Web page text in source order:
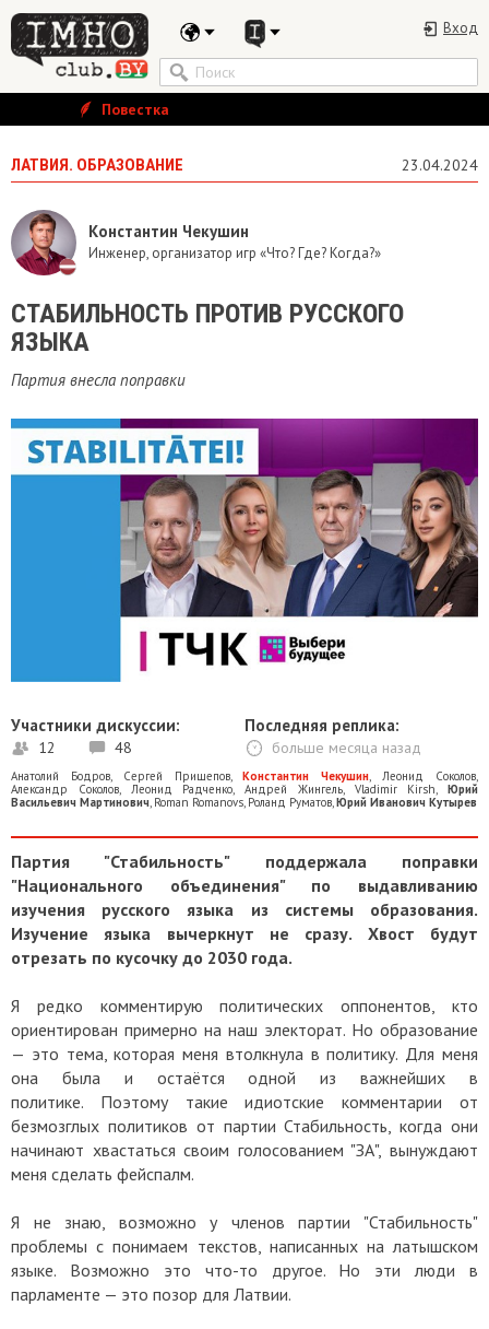
Вход
Повестка
ЛАТВИЯ. ОБРАЗОВАНИЕ 23.04.2024
Константин Чекушин
Инженер, организатор игр «Что? Где? Когда?»
СТАБИЛЬНОСТЬ ПРОТИВ РУССКОГО
ЯЗЫКА
Партия внесла поправки
Участники дискуссии:
12 48
Последняя реплика:
больше месяца назад
Анатолий Бодров, Сергей Прищепов,Константин Чекушин,Леонид Соколов,
Александр Соколов, Леонид Радченко, Андрей Жингель, Vladimir Kirsh, Юрий
Васильевич Мартинович, Roman Romanovs, Роланд Руматов,Юрий Иванович Кутырев
Партия "Стабильность" поддержала поправки
"Национального объединения" по выдавливанию
изучения русского языка из системы образования.
Изучение языка вычеркнут не сразу. Хвост будут
отрезать по кусочку до 2030 года.
Я редко комментирую политических оппонентов, кто
ориентирован примерно на наш электорат. Но образование
— это тема, которая меня втолкнула в политику. Для меня
она была и остаётся одной из важнейших в
политике. Поэтому такие идиотские комментарии от
безмозглых политиков от партии Стабильность, когда они
начинают хвастаться своим голосованием "ЗА", вынуждают
меня сделать фейспалм.
Я не знаю, возможно у членов партии "Стабильность"
проблемы с понимаем текстов, написанных на латышском
языке. Возможно это что-то другое. Но эти люди в
парламенте — это позор для Латвии.